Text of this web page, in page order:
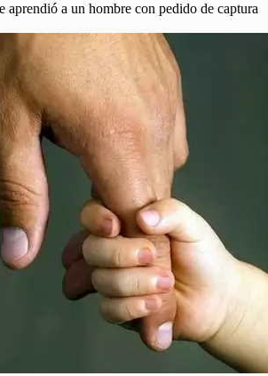
aprendió a un hombre con pedido de captura